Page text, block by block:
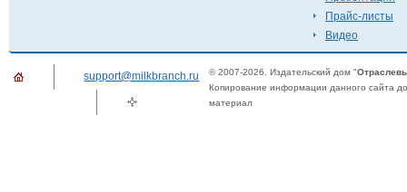
Прайс-листы
Видео
support@milkbranch.ru © 2007-2026. Издательский дом "
Копирование информации данного сайта
материал